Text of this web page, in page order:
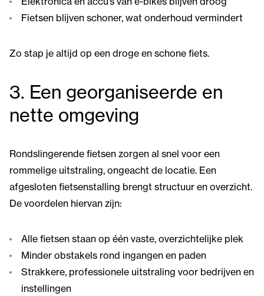
Fietsen blijven schoner, wat onderhoud vermindert
Zo stap je altijd op een droge en schone fiets.
3. Een georganiseerde en
nette omgeving
Rondslingerende fietsen zorgen al snel voor een
rommelige uitstraling, ongeacht de locatie. Een
afgesloten fietsenstalling brengt structuur en overzicht.
De voordelen hiervan zijn:
Alle fietsen staan op één vaste, overzichtelijke plek
Minder obstakels rond ingangen en paden
Strakkere, professionele uitstraling voor bedrijven en
instellingen